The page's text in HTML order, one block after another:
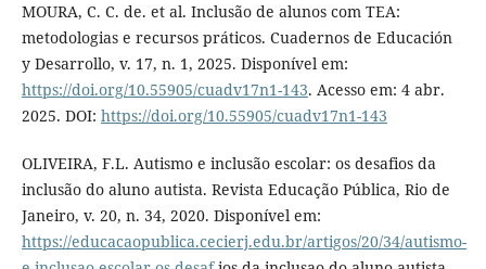
MOURA, C. C. de. et al. Inclusão de alunos com TEA:
metodologias e recursos práticos. Cuadernos de Educación
y Desarrollo, v. 17, n. 1, 2025. Disponível em:
https://doi.org/10.55905/cuadv17n1-143. Acesso em: 4 abr.
2025. DOI: https://doi.org/10.55905/cuadv17n1-143
OLIVEIRA, F.L. Autismo e inclusão escolar: os desafios da
inclusão do aluno autista. Revista Educação Pública, Rio de
Janeiro, v. 20, n. 34, 2020. Disponível em:
https://educacaopublica.cecierj.edu.br/artigos/20/34/autismo-